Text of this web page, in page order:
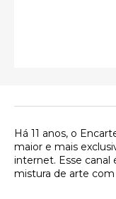
DVD MIDINHO
Francierton
Há 11 anos, o
maior e mais
internet. Esse canal
mistura de arte com